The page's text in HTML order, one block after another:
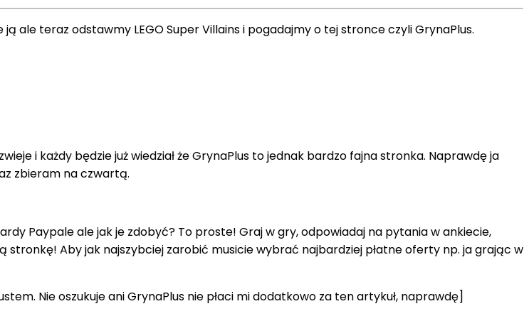
ją ale teraz odstawmy LEGO Super Villains i pogadajmy o tej stronce czyli GrynaPlus.
i każdy będzie już wiedział że GrynaPlus to jednak bardzo fajna stronka. Naprawdę ja
zbieram na czwartą.
Paypale ale jak je zdobyć? To proste! Graj w gry, odpowiadaj na pytania w ankiecie,
stronkę! Aby jak najszybciej zarobić musicie wybrać najbardziej płatne oferty np. ja grając w
Nie oszukuje ani GrynaPlus nie płaci mi dodatkowo za ten artykuł, naprawdę]